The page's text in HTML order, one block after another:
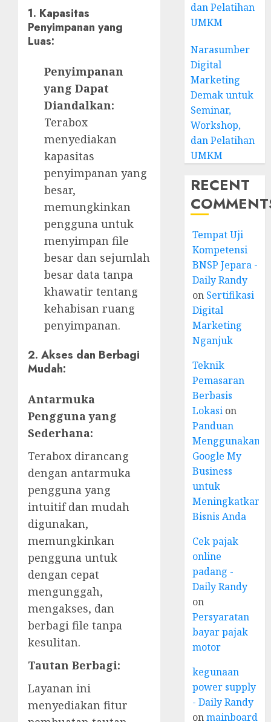
1. Kapasitas
Penyimpanan yang
Luas:
Penyimpanan
yang Dapat
Diandalkan:
Terabox
menyediakan
kapasitas
penyimpanan yang
besar,
memungkinkan
pengguna untuk
menyimpan file
besar dan sejumlah
besar data tanpa
khawatir tentang
kehabisan ruang
penyimpanan.
2. Akses dan Berbagi
Mudah:
Antarmuka
Pengguna yang
Sederhana:
Terabox dirancang
dengan antarmuka
pengguna yang
intuitif dan mudah
digunakan,
memungkinkan
pengguna untuk
dengan cepat
mengunggah,
mengakses, dan
berbagi file tanpa
kesulitan.
Tautan Berbagi:
Layanan ini
menyediakan fitur
dan Pelatihan
UMKM
Narasumber
Digital
Marketing
Demak untuk
Seminar,
Workshop,
dan Pelatihan
UMKM
RECENT
Tempat Uji
Kompetensi
BNSP Jepara -
Daily Randy
on Sertifikasi
Digital
Marketing
Nganjuk
Teknik
Pemasaran
Berbasis
Lokasi on
Panduan
Menggunakan
Google My
Business
untuk
Meningkatkan
Bisnis Anda
Cek pajak
online
padang -
Daily Randy
on
Persyaratan
bayar pajak
motor
kegunaan
power supply
- Daily Randy
onmainboard